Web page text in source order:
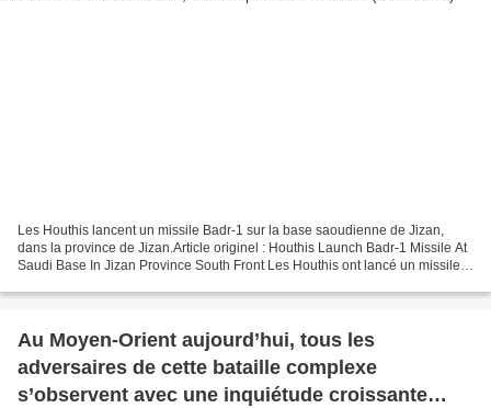
Les Houthis lancent un missile Badr-1 sur la base saoudienne de Jizan,
dans la province de Jizan.Article originel : Houthis Launch Badr-1 Missile At
Saudi Base In Jizan Province South Front Les Houthis ont lancé un missile
Au Moyen-Orient aujourd’hui, tous les
adversaires de cette bataille complexe
s’observent avec une inquiétude croissante